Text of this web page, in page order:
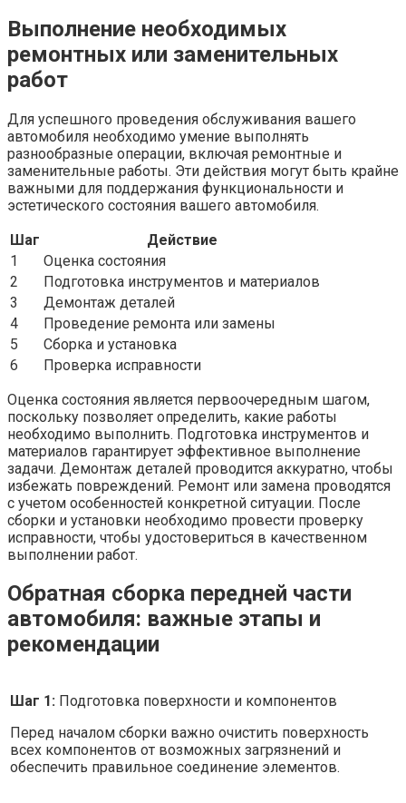
Выполнение необходимых
ремонтных или заменительных
работ
Для успешного проведения обслуживания вашего
автомобиля необходимо умение выполнять
разнообразные операции, включая ремонтные и
заменительные работы. Эти действия могут быть крайне
важными для поддержания функциональности и
эстетического состояния вашего автомобиля.
Шаг
Действие
1
Оценка состояния
2
Подготовка инструментов и материалов
3
Демонтаж деталей
4
Проведение ремонта или замены
5
Сборка и установка
6
Проверка исправности
Оценка состояния является первоочередным шагом,
поскольку позволяет определить, какие работы
необходимо выполнить. Подготовка инструментов и
материалов гарантирует эффективное выполнение
задачи. Демонтаж деталей проводится аккуратно, чтобы
избежать повреждений. Ремонт или замена проводятся
с учетом особенностей конкретной ситуации. После
сборки и установки необходимо провести проверку
исправности, чтобы удостовериться в качественном
выполнении работ.
Обратная сборка передней части
автомобиля: важные этапы и
рекомендации
Шаг 1: Подготовка поверхности и компонентов
Перед началом сборки важно очистить поверхность
всех компонентов от возможных загрязнений и
обеспечить правильное соединение элементов.